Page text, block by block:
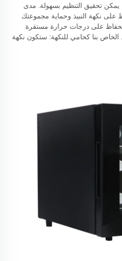
يمكن تحقيق التنظيم بسهولة. مدى
على نكهة النبيذ وحماية مجموعتك
على درجات حرارة مستقرة
الخاص بنا كحامي للنكهة: ستكون نكهة